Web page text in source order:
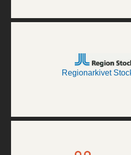
Regionarkivet